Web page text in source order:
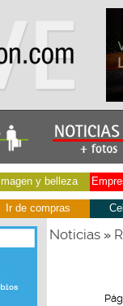
Imagen y belleza
Ir de compras
Noticias»